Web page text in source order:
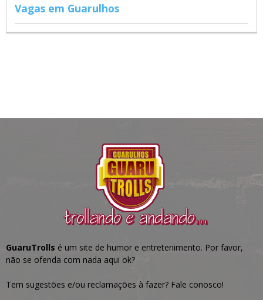
Vagas em Guarulhos
GuaruTrolls é um site de humor e entretenimento. Por favor,
não se ofenda com nada aqui ok?
Tem sugestões e/ou reclamações à fazer? Fale conosco!